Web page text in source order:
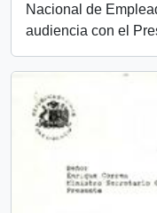
Nacional de
audiencia con el